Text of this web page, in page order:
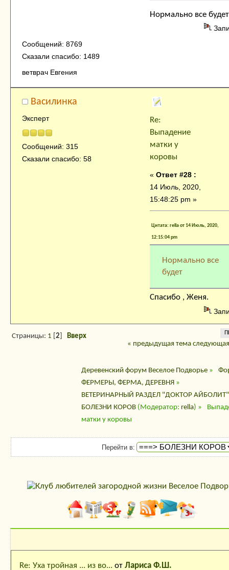
Re: Уха тройная ... из во... от Лариса Ф.Ш.
Сообщений: 8769
Сказали спасибо: 1489
ветврач Евгения
Нормально все будет
Василинка
Эксперт
Сообщений: 315
Сказали спасибо: 58
Re:
Выпадение
матки у
коровы
« Ответ #28 :
14 Июль, 2020,
15:48:25 pm »
Цитата: rella от 14 Июль, 2020,
12:15:04 pm
Нормально все
будет
Спасибо , Женя.
Страницы: 1 [2 ]Вверх
« предыдущая тема
Деревенский форум Веселое Подворье»
ФЕРМЕРЫ, ФЕРМА, ДЕРЕВНЯ»
ВЕТЕРИНАРНЫЙ РАЗДЕЛ "ДОКТОР АЙБОЛИТ"
БОЛЕЗНИ КОРОВ(Модератор: rella) »
матки у коровы
Перейти в: